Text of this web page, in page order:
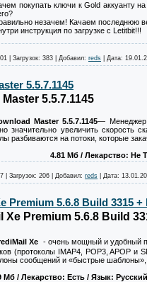
покупать ключи к Gold аккуанту
незачем! Качаем последнюю
инструкция по загрузке с Letitbit!!!
Загрузок: 383 Добавил: reds Дата:
5.5.7.1145
5.5.7.1145
Master 5.5.7.1145—
значительно увеличить скорость
разбиваются на потоки, которые
Mб / Лекарство: Не
Загрузок: 206 Добавил: reds Дата:
Premium 5.6.8 Build 3315
Xe Premium 5.6.8 Build
Xe - очень мощный и удобный
(протоколы IMAP4, POP3, APOP и
сообщений и «быстрые шаблоны»,
Mб / Лекарство: Есть / Язык: